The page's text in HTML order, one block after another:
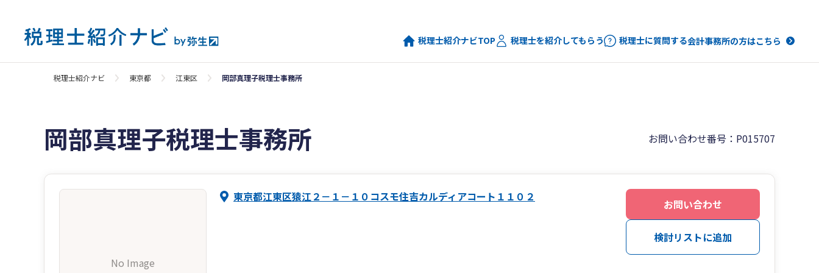
税理士紹介ナビTOP 税理士を紹介してもらう 税理士に質問する会計事務所の方はこちら
税理士紹介ナビ 東京都 江東区 岡部真理子税理士事務所
岡部真理子税理士事務所 お問い合わせ番号：P015707
No Image
東京都江東区猿江２－１－１０コスモ住吉カルディアコート１１０２
お問い合わせ
検討リストに追加